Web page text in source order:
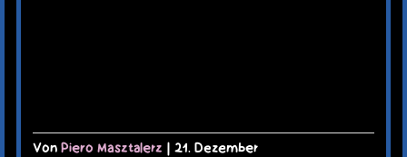
Von Piero Masztalerz | 21. Dezember